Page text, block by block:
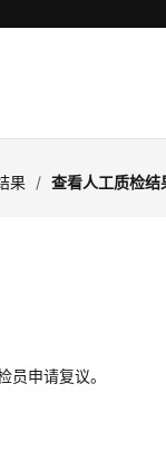
果 / 查看人工质检结
申请复议。